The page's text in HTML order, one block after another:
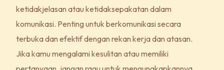
ketidakjelasan atau ketidaksepakatan dalam
komunikasi. Penting untuk berkomunikasi secara
terbuka dan efektif dengan rekan kerja dan atasan.
Jika kamu mengalami kesulitan atau memiliki